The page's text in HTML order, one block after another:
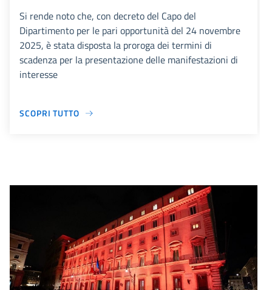
Si rende noto che, con decreto del Capo del
Dipartimento per le pari opportunità del 24 novembre
2025, è stata disposta la proroga dei termini di
scadenza per la presentazione delle manifestazioni di
interesse
SCOPRI TUTTO